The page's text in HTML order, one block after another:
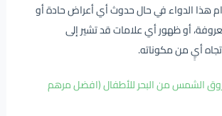
هذا الدواء في حال حدوث أي أعراض حادة أو
أو ظهور أي علامات قد تشير إلى
أيٍ من مكوناته.
الشمس من البحر للأطفال (افضل مرهم